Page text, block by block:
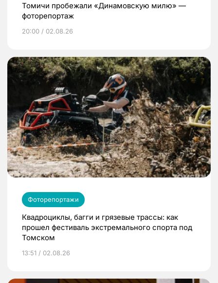
Томичи пробежали «Динамовскую милю» —
фоторепортаж
20:00 / 02.08.26
Фоторепортажи
Квадроциклы, багги и грязевые трассы: как
прошел фестиваль экстремального спорта под
Томском
13:51 / 02.08.26